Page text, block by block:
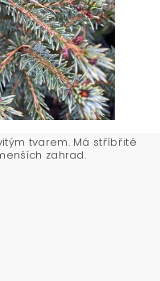
tvarem. Má stříbřité
zahrad.